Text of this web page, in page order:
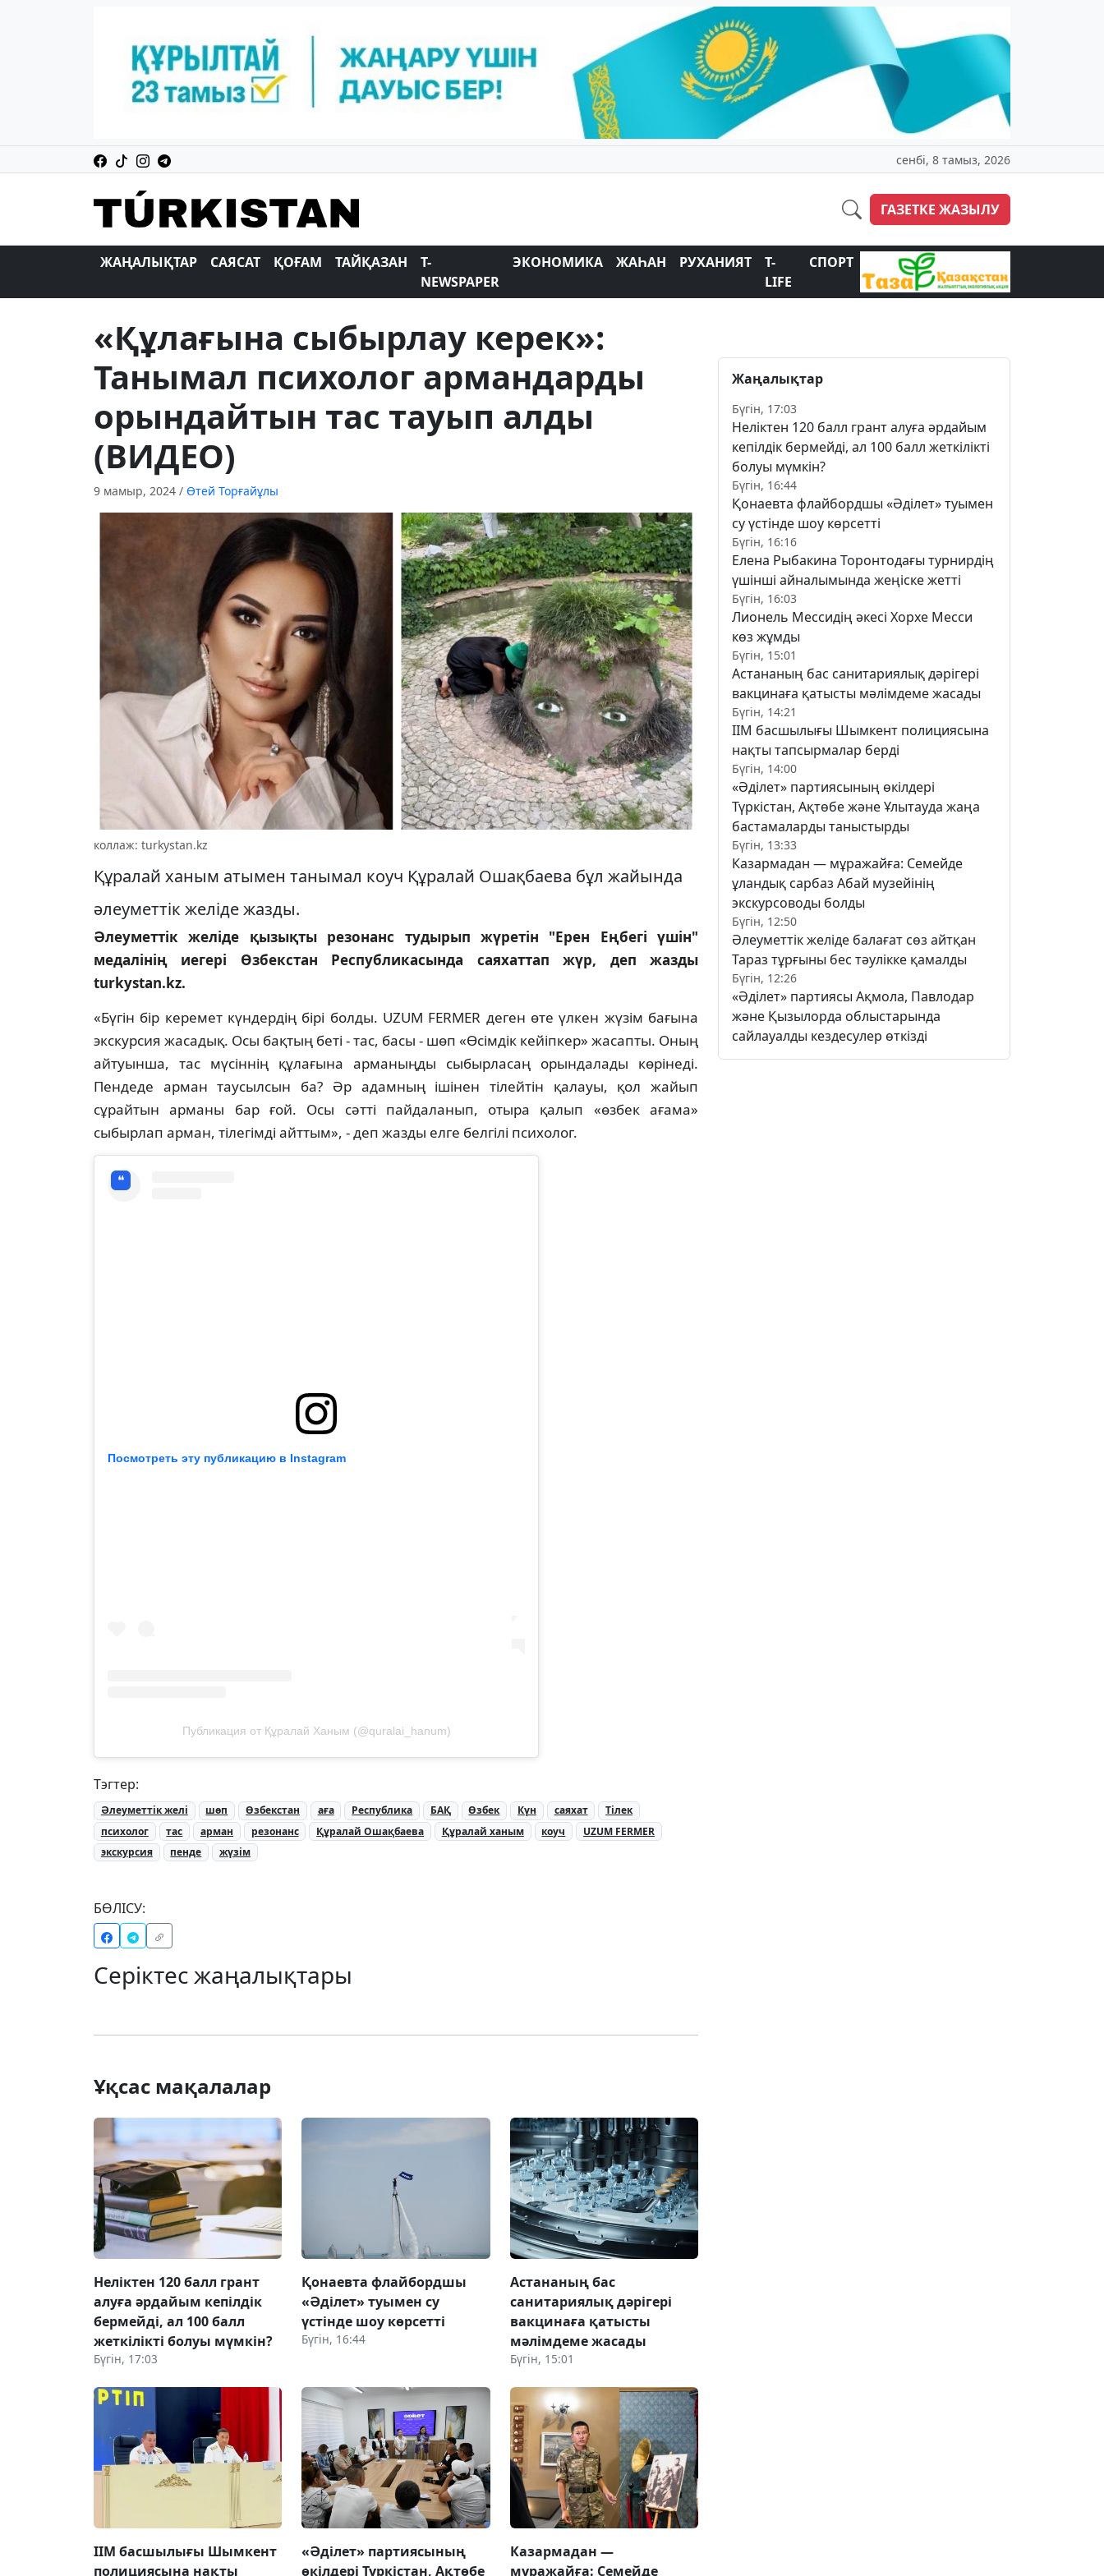
сенбі, 8 тамыз, 2026
ГАЗЕТКЕ ЖАЗЫЛУ
ЖАҢАЛЫҚТАР САЯСАТ ҚОҒАМ ТАЙҚАЗАН
T-
NEWSPAPER
ЭКОНОМИКА ЖАҺАН РУХАНИЯТ
T-
LIFE
СПОРТ
«Құлағына сыбырлау керек»:
Танымал психолог армандарды
орындайтын тас тауып алды
(ВИДЕО)
9 мамыр, 2024 / Өтей Торғайұлы
коллаж: turkystan.kz
Құралай ханым атымен танымал коуч Құралай Ошақбаева бұл жайында
әлеуметтік желіде жазды.
Әлеуметтік желіде қызықты резонанс тудырып жүретін "Ерен Еңбегі үшін"
медалінің иегері
Өзбекстан Республикасында саяхаттап жүр, деп жазды
turkystan.kz.
«Бүгін бір керемет күндердің бірі болды. UZUM FERMER деген өте үлкен жүзім бағына
экскурсия жасадық. Осы бақтың беті - тас, басы - шөп «Өсімдік кейіпкер» жасапты. Оның
айтуынша, тас мүсіннің құлағына арманыңды сыбырласаң орындалады көрінеді.
Пендеде арман таусылсын ба? Әр адамның ішінен тілейтін қалауы, қол жайып
сұрайтын арманы бар ғой. Осы сәтті пайдаланып, отыра қалып «өзбек ағама»
сыбырлап арман, тілегімді айттым», - деп жазды елге белгілі психолог.
Посмотреть эту публикацию в Instagram
Публикация от Құралай Ханым (@quralai_hanum)
Тэгтер:
Әлеуметтік желі шөп Өзбекстан аға Республика БАҚ Өзбек Күн саяхат
Тілек
психолог
тас арман резонанс Құралай Ошақбаева Құралай ханым коуч
UZUM FERMER
экскурсия
пенде жүзім
БӨЛІСУ:
Серіктес жаңалықтары
Ұқсас мақалалар
Неліктен 120 балл грант
алуға әрдайым кепілдік
бермейді, ал 100 балл
жеткілікті болуы мүмкін?
Бүгін, 17:03
Қонаевта флайбордшы
«Әділет» туымен су
үстінде шоу көрсетті
Бүгін, 16:44
Астананың бас
санитариялық дәрігері
вакцинаға қатысты
мәлімдеме жасады
Бүгін, 15:01
ІІМ басшылығы Шымкент
полициясына нақты
«Әділет» партиясының
өкілдері Түркістан, Ақтөбе
Казармадан —
мұражайға: Семейде
Жаңалықтар
Бүгін, 17:03
Неліктен 120 балл грант алуға әрдайым
кепілдік бермейді, ал 100 балл жеткілікті
болуы мүмкін?
Бүгін, 16:44
Қонаевта флайбордшы «Әділет» туымен
су үстінде шоу көрсетті
Бүгін, 16:16
Елена Рыбакина Торонтодағы турнирдің
үшінші айналымында жеңіске жетті
Бүгін, 16:03
Лионель Мессидің әкесі Хорхе Месси
көз жұмды
Бүгін, 15:01
Астананың бас санитариялық дәрігері
вакцинаға қатысты мәлімдеме жасады
Бүгін, 14:21
ІІМ басшылығы Шымкент полициясына
нақты тапсырмалар берді
Бүгін, 14:00
«Әділет» партиясының өкілдері
Түркістан, Ақтөбе және Ұлытауда жаңа
бастамаларды таныстырды
Бүгін, 13:33
Казармадан — мұражайға: Семейде
ұландық сарбаз Абай музейінің
экскурсоводы болды
Бүгін, 12:50
Әлеуметтік желіде балағат сөз айтқан
Тараз тұрғыны бес тәулікке қамалды
Бүгін, 12:26
«Әділет» партиясы Ақмола, Павлодар
және Қызылорда облыстарында
сайлауалды кездесулер өткізді